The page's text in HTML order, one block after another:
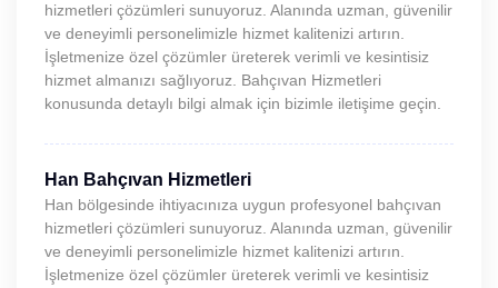
hizmetleri çözümleri sunuyoruz. Alanında uzman, güvenilir
ve deneyimli personelimizle hizmet kalitenizi artırın.
İşletmenize özel çözümler üreterek verimli ve kesintisiz
hizmet almanızı sağlıyoruz. Bahçıvan Hizmetleri
konusunda detaylı bilgi almak için bizimle iletişime geçin.
Han Bahçıvan Hizmetleri
Han bölgesinde ihtiyacınıza uygun profesyonel bahçıvan
hizmetleri çözümleri sunuyoruz. Alanında uzman, güvenilir
ve deneyimli personelimizle hizmet kalitenizi artırın.
İşletmenize özel çözümler üreterek verimli ve kesintisiz